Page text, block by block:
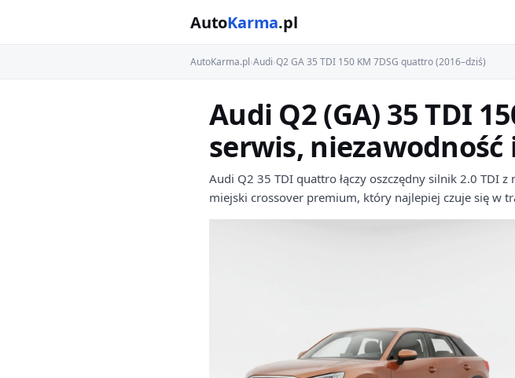
AutoKarma.pl
AutoKarma.pl›Audi›Q2 GA 35 TDI 150 KM 7DSG quattro (2016–dziś)
Audi Q2 (GA) 35 TDI
serwis,
Audi Q2 35 TDI quattro łączy oszczędny silnik 2.0 TDI
miejski crossover premium, który najlepiej czuje się w